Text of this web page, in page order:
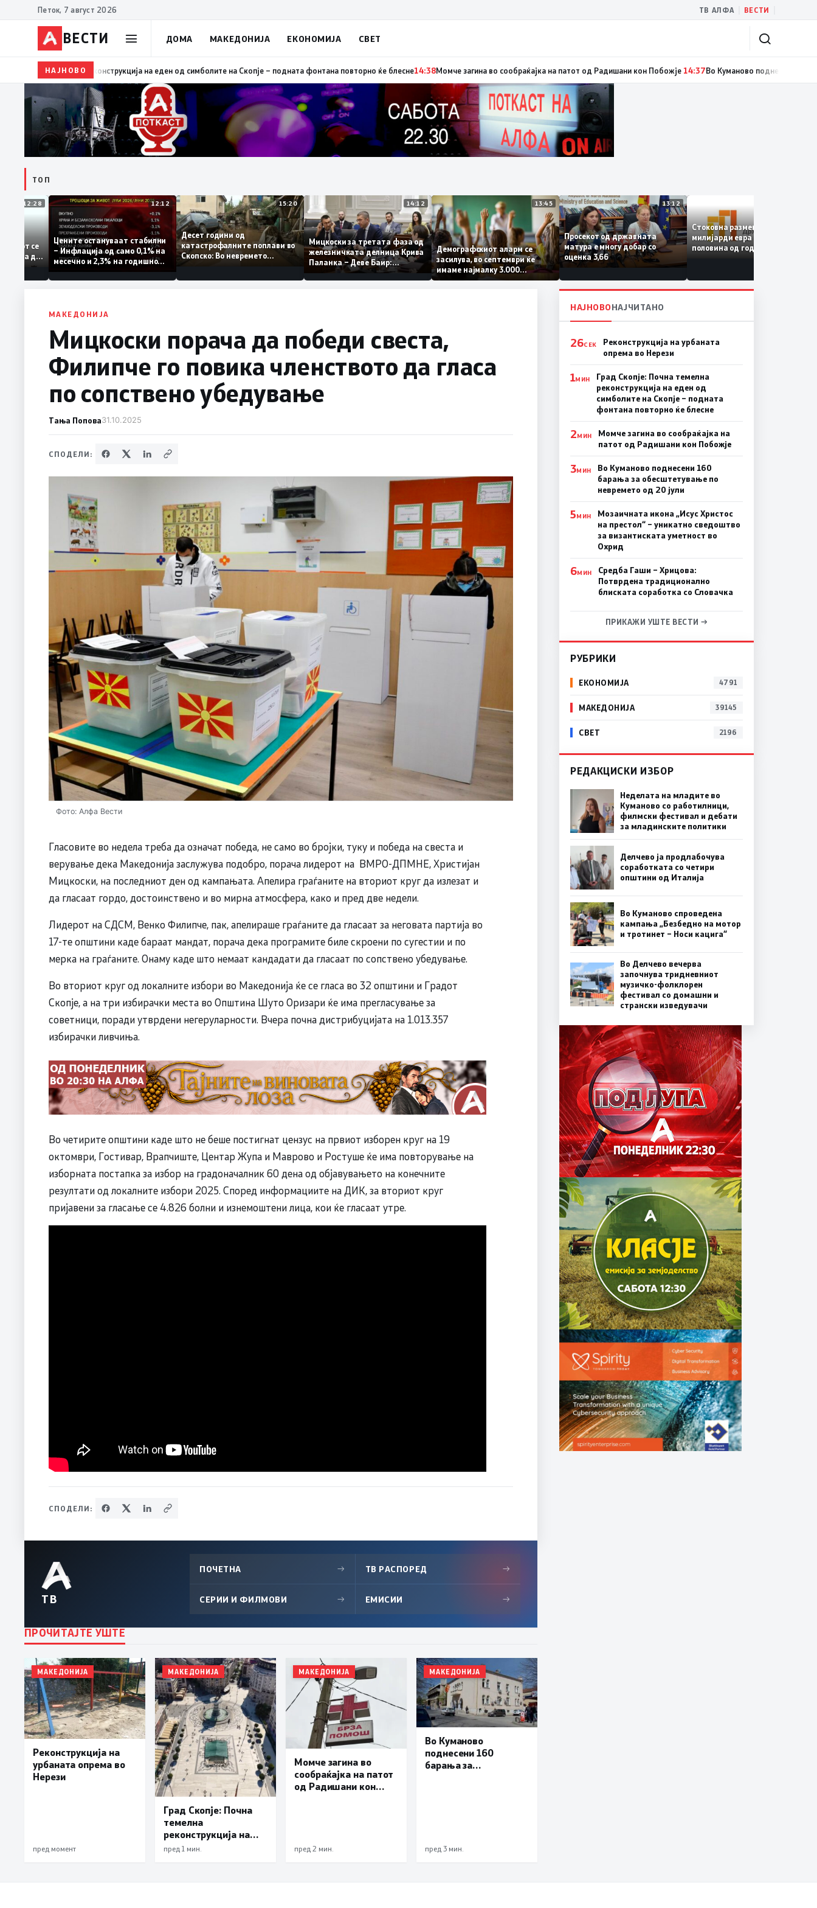
Петок, 7 август 2026 ТВ АЛФА ВЕСТИ
ВЕСТИ ДОМА МАКЕДОНИЈА ЕКОНОМИЈА СВЕТ
НАЈНОВО14:40Реконструкција на урбаната опрема во Нерези 14:39Град Скопје: Почна темелна реконструкција на еден од симболите на Скопје – подната фонтана повторно ќе блесне14:38Момче загина
ТОП
12:28
–
се
која нема да
12:12
Цените остануваат стабилни
– Инфлација од само 0,1% на
месечно и 2,3% на годишно
ниво
15:20
Десет години од
катастрофалните поплави во
Скопско: Во невремето
14:12
Мицкоски за третата фаза од
железничката делница Крива
Паланка – Деве Баир:
Проектот нема да заврши на
половина тунел во слепа
13:45
Демографскиот аларм се
засилува, во септември ќе
имаме најмалку 3.000
првачиња помалку
13:12
Просекот од државната
матура е многу добар со
оценка 3,66
Стоковна размена од 10,5
милијарди евра во првата
половина од годината –
МАКЕДОНИЈА
Мицкоски порача да победи свеста,
Филипче го повика членството да гласа
по сопствено убедување
Тања Попова31.10.2025
СПОДЕЛИ:
Фото: Алфа Вести
Гласовите во недела треба да означат победа, не само во бројки, туку и победа на свеста и
верување дека Македонија заслужува подобро, порача лидерот на ВМРО-ДПМНЕ, Христијан
Мицкоски, на последниот ден од кампањата. Апелира граѓаните на вториот круг да излезат и
да гласаат гордо, достоинствено и во мирна атмосфера, како и пред две недели.
Лидерот на СДСМ, Венко Филипче, пак, апелираше граѓаните да гласаат за неговата партија во
17-те општини каде бараат мандат, порача дека програмите биле скроени по сугестии и по
мерка на граѓаните. Онаму каде што немаат кандадати да гласаат по сопствено убедување.
Во вториот круг од локалните избори во Македонија ќе се гласа во 32 општини и Градот
Скопје, а на три избирачки места во Општина Шуто Оризари ќе има прегласување за
советници, поради утврдени негеруларности. Вчера почна дистрибуцијата на 1.013.357
избирачки ливчиња.
Во четирите општини каде што не беше постигнат цензус на првиот изборен круг на 19
октомври, Гостивар, Врапчиште, Центар Жупа и Маврово и Ростуше ќе има повторување на
изборната постапка за избор на градоначалник 60 дена од објавувањето на конечните
резултати од локалните избори 2025. Според информациите на ДИК, за вториот круг
пријавени за гласање се 4.826 болни и изнемоштени лица, кои ќе гласаат утре.
СПОДЕЛИ:
ТВ
ПОЧЕТНА → ТВ РАСПОРЕД →
СЕРИИ И ФИЛМОВИ → ЕМИСИИ →
ПРОЧИТАЈТЕ УШТЕ
МАКЕДОНИЈА
Реконструкција на
урбаната опрема во
Нерези
пред момент
МАКЕДОНИЈА
Град Скопје: Почна
темелна
реконструкција на
еден од симболите на
пред 1 мин.
МАКЕДОНИЈА
Момче загина во
сообраќајка на патот
од Радишани кон
пред 2 мин.
МАКЕДОНИЈА
Во Куманово
поднесени 160
барања за
пред 3 мин.
НАЈНОВОНАЈЧИТАНО
26СЕК
Реконструкција на урбаната
опрема во Нерези
1МИН
Град Скопје: Почна темелна
реконструкција на еден од
симболите на Скопје – подната
фонтана повторно ќе блесне
2МИН
Момче загина во сообраќајка на
патот од Радишани кон Побожје
3МИН
Во Куманово поднесени 160
барања за обесштетување по
невремето од 20 јули
5МИН
Мозаичната икона „Исус Христос
на престол“ – уникатно сведоштво
за византиската уметност во
Охрид
6МИН
Средба Гаши – Хрицова:
Потврдена традиционално
блиската соработка со Словачка
ПРИКАЖИ УШТЕ ВЕСТИ →
РУБРИКИ
ЕКОНОМИЈА 4791
МАКЕДОНИЈА 39145
СВЕТ 2196
РЕДАКЦИСКИ ИЗБОР
Неделата на младите во
Куманово со работилници,
филмски фестивал и дебати
за младинските политики
Делчево ја продлабочува
соработката со четири
општини од Италија
Во Куманово спроведена
кампања „Безбедно на мотор
и тротинет – Носи кацига“
Во Делчево вечерва
започнува тридневниот
музичко-фолклорен
фестивал со домашни и
странски изведувачи